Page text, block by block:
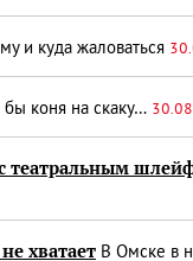
и куда жаловаться
бы коня на скаку…
театральным
хватает В Омске в